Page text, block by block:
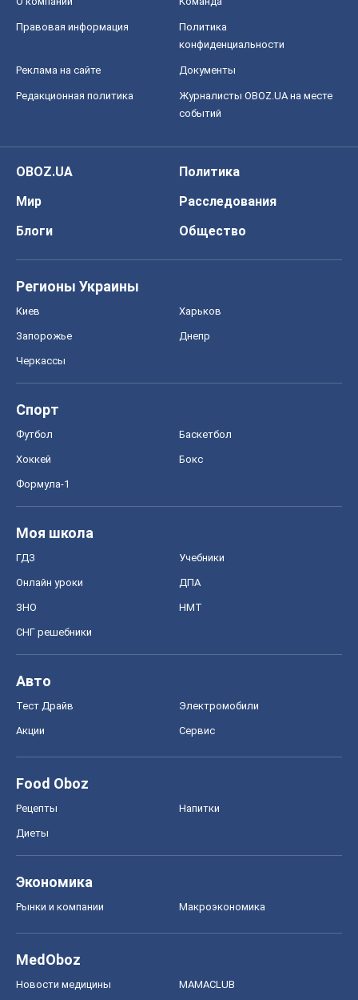
Правовая информация
Политика
конфиденциальности
Реклама на сайте Документы
Редакционная политика
Журналисты OBOZ.UA на месте
событий
OBOZ.UA
Политика
Мир
Расследования
Блоги
Общество
Регионы Украины
Киев Харьков
Запорожье Днепр
Черкассы
Спорт
Футбол Баскетбол
Хоккей Бокс
Формула-1
Моя школа
ГДЗ Учебники
Онлайн уроки ДПА
ЗНО НМТ
СНГ решебники
Авто
Тест Драйв Электромобили
Акции Сервис
Food Oboz
Рецепты Напитки
Диеты
Экономика
Рынки и компании Mакроэкономика
MedOboz
Новости медицины MAMACLUB